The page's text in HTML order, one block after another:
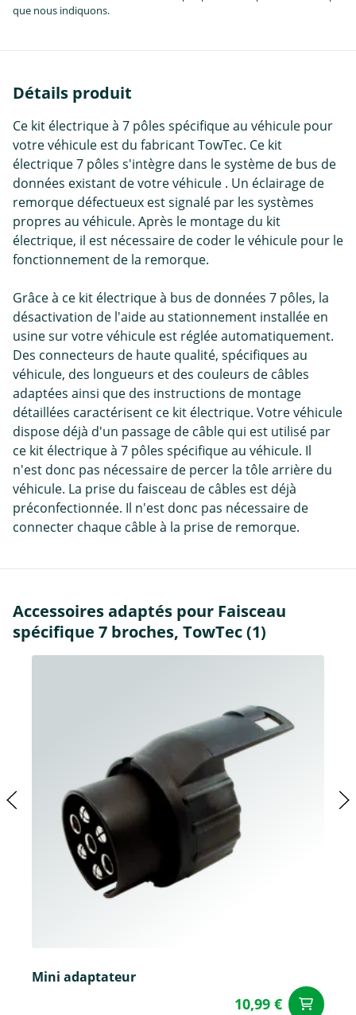
que nous indiquons.
Détails produit
Ce kit électrique à 7 pôles spécifique au véhicule pour
votre véhicule est du fabricant TowTec. Ce kit
électrique 7 pôles s'intègre dans le système de bus de
données existant de votre véhicule . Un éclairage de
remorque défectueux est signalé par les systèmes
propres au véhicule. Après le montage du kit
électrique, il est nécessaire de coder le véhicule pour le
fonctionnement de la remorque.
Grâce à ce kit électrique à bus de données 7 pôles, la
désactivation de l'aide au stationnement installée en
usine sur votre véhicule est réglée automatiquement.
Des connecteurs de haute qualité, spécifiques au
véhicule, des longueurs et des couleurs de câbles
adaptées ainsi que des instructions de montage
détaillées caractérisent ce kit électrique. Votre véhicule
dispose déjà d'un passage de câble qui est utilisé par
ce kit électrique à 7 pôles spécifique au véhicule. Il
n'est donc pas nécessaire de percer la tôle arrière du
véhicule. La prise du faisceau de câbles est déjà
préconfectionnée. Il n'est donc pas nécessaire de
connecter chaque câble à la prise de remorque.
Accessoires adaptés pour Faisceau
spécifique 7 broches, TowTec (1)
Mini adaptateur
10,99 €